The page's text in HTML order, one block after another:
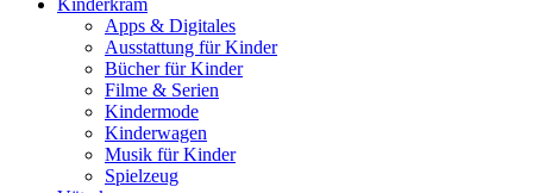
Apps & Digitales
Ausstattung für Kinder
Bücher für Kinder
Filme & Serien
Kindermode
Kinderwagen
Musik für Kinder
Spielzeug